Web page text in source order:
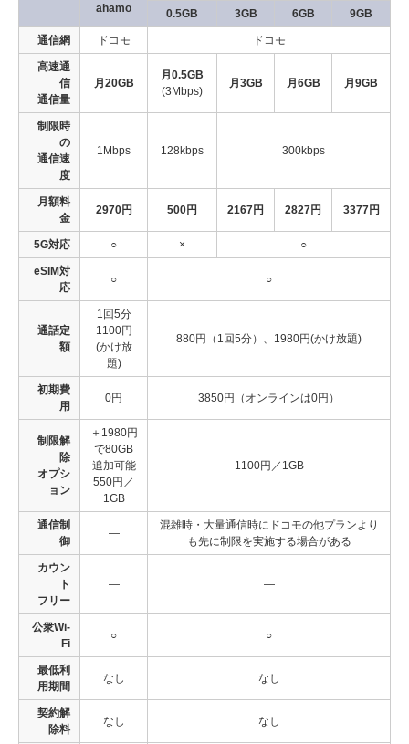
ahamo 0.5GB 3GB 6GB 9GB
通信網 ドコモ ドコモ
高速通
信
通信量
月20GB
月0.5GB
(3Mbps)
月3GB 月6GB 月9GB
制限時
の
通信速
度
1Mbps 128kbps 300kbps
月額料
金
2970円 500円 2167円 2827円 3377円
5G対応 ○ × ○
eSIM対
応
○ ○
通話定
額
1回5分
1100円
(かけ放
題)
880円（1回5分）、1980円(かけ放題)
初期費
用
0円 3850円（オンラインは0円）
制限解
除
オプシ
ョン
＋1980円
で80GB
追加可能
550円／
1GB
1100円／1GB
通信制
御
―
混雑時・大量通信時にドコモの他プランより
も先に制限を実施する場合がある
カウン
ト
フリー
― ―
公衆Wi-
Fi
○ ○
最低利
用期間
なし なし
契約解
除料
なし なし